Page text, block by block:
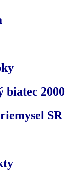
biatec 2000
SR